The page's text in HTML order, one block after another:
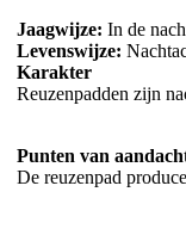
Jaagwijze: In de
Levenswijze:
Karakter
Reuzenpadden zijn
Punten van
De reuzenpad